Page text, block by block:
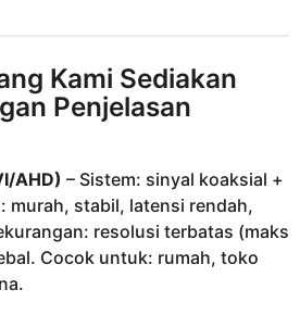
Kami Sediakan
Penjelasan
AHD) – Sistem: sinyal koaksial +
murah, stabil, latensi rendah,
resolusi terbatas (maks
Cocok untuk: rumah, toko